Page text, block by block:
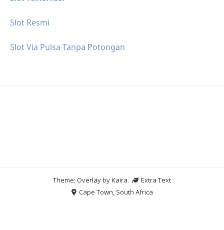
Slot Resmi
Slot Via Pulsa Tanpa Potongan
Theme: Overlay byKaira.
Extra Text
Cape Town, South Africa